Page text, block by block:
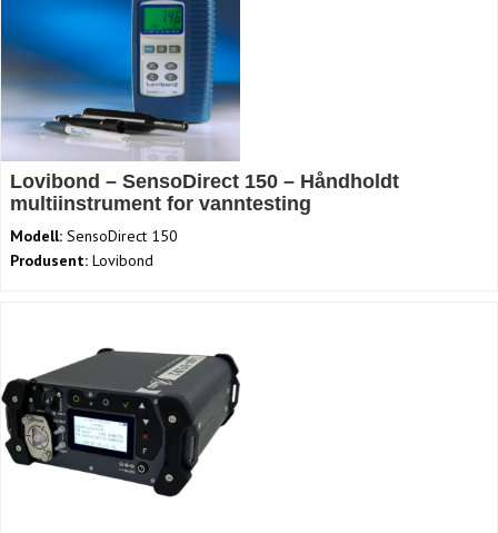
Lovibond – SensoDirect 150 – Håndholdt
multiinstrument for vanntesting
Modell: SensoDirect 150
Produsent: Lovibond